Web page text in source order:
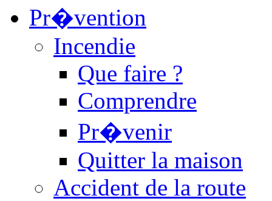
Pr�vention
Incendie
Que faire ?
Comprendre
Pr�venir
Quitter la maison
Accident de la route